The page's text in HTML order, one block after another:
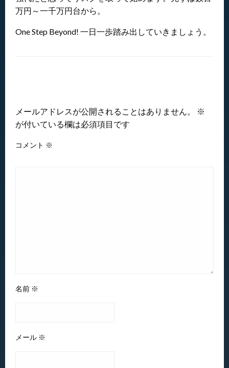
万円～一千万円台から。
One Step Beyond! 一日一歩踏み出していきましょう。
メールアドレスが公開されることはありません。
※
が付いている欄は必須項目です
コメント ※
名前 ※
メール ※